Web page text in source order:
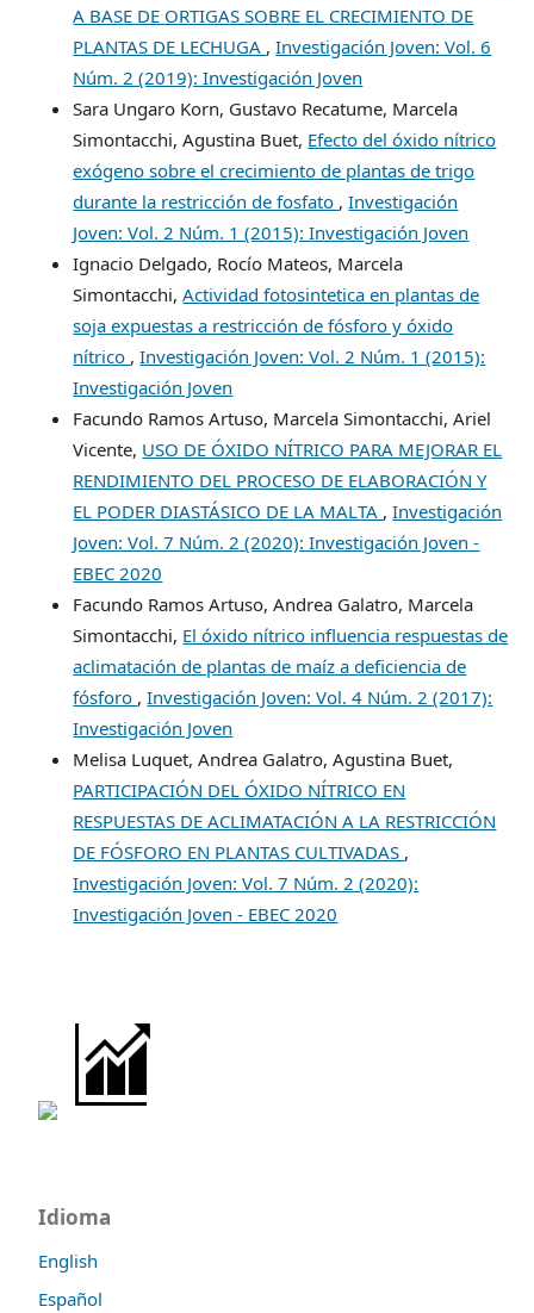
A BASE DE ORTIGAS SOBRE EL CRECIMIENTO DE
PLANTAS DE LECHUGA ,Investigación Joven: Vol. 6
Núm. 2 (2019): Investigación Joven
Sara Ungaro Korn, Gustavo Recatume, Marcela
Simontacchi, Agustina Buet, Efecto del óxido nítrico
exógeno sobre el crecimiento de plantas de trigo
durante la restricción de fosfato ,Investigación
Joven: Vol. 2 Núm. 1 (2015): Investigación Joven
Ignacio Delgado, Rocío Mateos, Marcela
Simontacchi,Actividad fotosintetica en plantas de
soja expuestas a restricción de fósforo y óxido
nítrico ,Investigación Joven: Vol. 2 Núm. 1 (2015):
Investigación Joven
Facundo Ramos Artuso, Marcela Simontacchi, Ariel
Vicente, USO DE ÓXIDO NÍTRICO PARA MEJORAR EL
RENDIMIENTO DEL PROCESO DE ELABORACIÓN Y
EL PODER DIASTÁSICO DE LA MALTA ,Investigación
Joven: Vol. 7 Núm. 2 (2020): Investigación Joven -
EBEC 2020
Facundo Ramos Artuso, Andrea Galatro, Marcela
Simontacchi, El óxido nítrico influencia respuestas de
aclimatación de plantas de maíz a deficiencia de
fósforo ,Investigación Joven: Vol. 4 Núm. 2 (2017):
Investigación Joven
Melisa Luquet, Andrea Galatro, Agustina Buet,
PARTICIPACIÓN DEL ÓXIDO NÍTRICO EN
RESPUESTAS DE ACLIMATACIÓN A LA RESTRICCIÓN
DE FÓSFORO EN PLANTAS CULTIVADAS ,
Investigación Joven: Vol. 7 Núm. 2 (2020):
Investigación Joven - EBEC 2020
Idioma
English
Español